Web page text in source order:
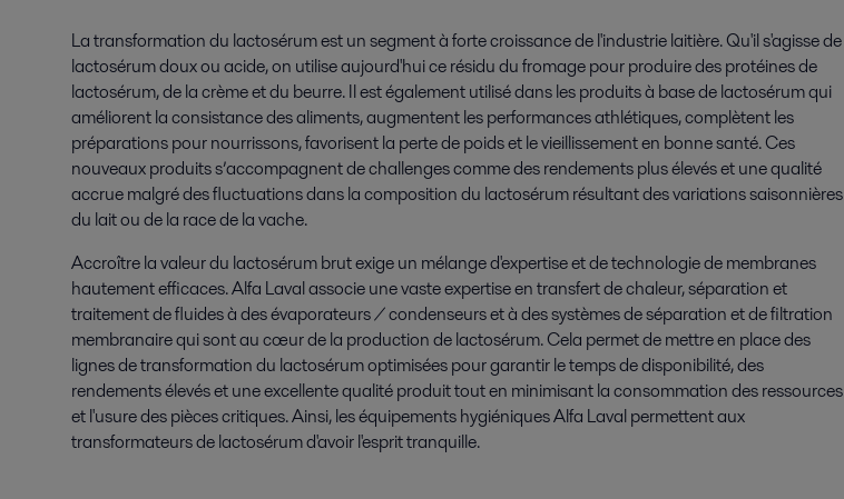
La transformation du lactosérum est un segment à forte croissance de l'industrie laitière. Qu'il s'agisse de
lactosérum doux ou acide, on utilise aujourd'hui ce résidu du fromage pour produire des protéines de
lactosérum, de la crème et du beurre. Il est également utilisé dans les produits à base de lactosérum qui
améliorent la consistance des aliments, augmentent les performances athlétiques, complètent les
préparations pour nourrissons, favorisent la perte de poids et le vieillissement en bonne santé. Ces
nouveaux produits s’accompagnent de challenges comme des rendements plus élevés et une qualité
accrue malgré des fluctuations dans la composition du lactosérum résultant des variations saisonnières
du lait ou de la race de la vache.
Accroître la valeur du lactosérum brut exige un mélange d'expertise et de technologie de membranes
hautement efficaces. Alfa Laval associe une vaste expertise en transfert de chaleur, séparation et
traitement de fluides à des évaporateurs / condenseurs et à des systèmes de séparation et de filtration
membranaire qui sont au cœur de la production de lactosérum. Cela permet de mettre en place des
lignes de transformation du lactosérum optimisées pour garantir le temps de disponibilité, des
rendements élevés et une excellente qualité produit tout en minimisant la consommation des ressources
et l'usure des pièces critiques. Ainsi, les équipements hygiéniques Alfa Laval permettent aux
transformateurs de lactosérum d'avoir l'esprit tranquille.